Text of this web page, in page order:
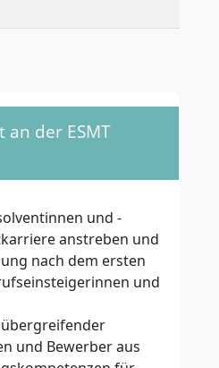
der ESMT
und -
anstreben und
nach dem ersten
und
und Bewerber aus